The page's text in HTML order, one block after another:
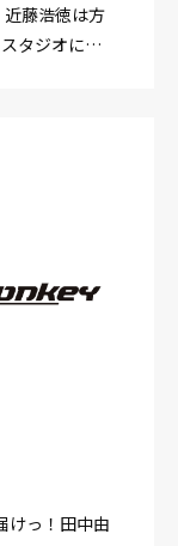
藤浩徳は方
タジオに、
けっ！田中由